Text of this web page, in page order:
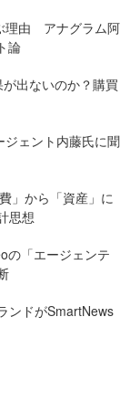
理由 アナグラム阿
論
出ないのか？購買
ジェント内藤氏に聞
」から「資産」に
思想
「エージェンテ
ンドがSmartNews